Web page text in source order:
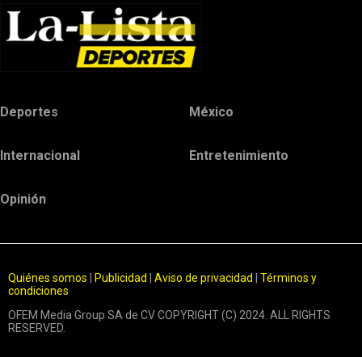
Deportes México
Internacional Entretenimiento
Opinión
Quiénes somos Publicidad Aviso de privacidad
Términos y
condiciones
OFEM Media Group SA de CV COPYRIGHT (C) 2024. ALL RIGHTS
RESERVED.